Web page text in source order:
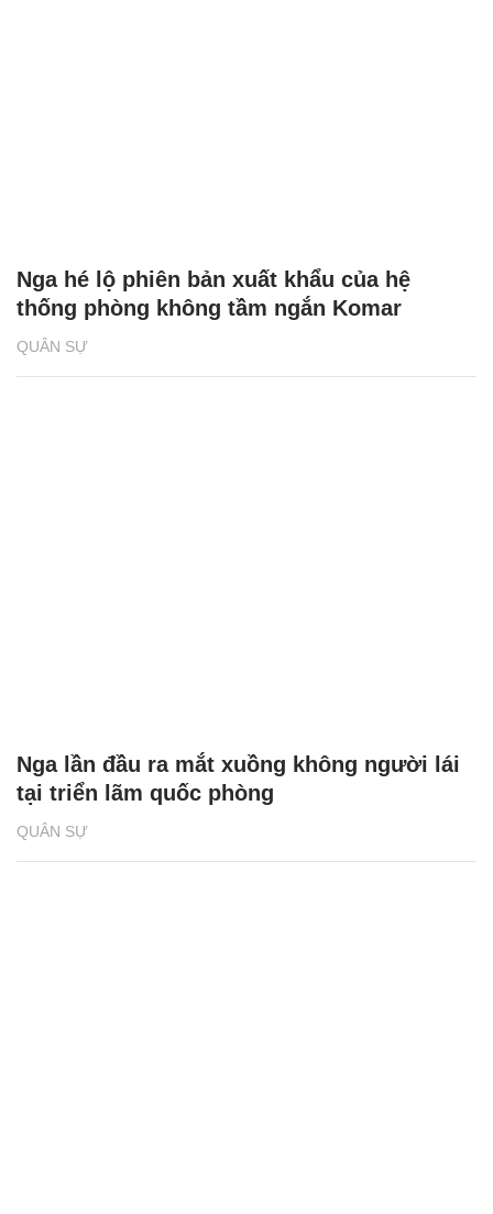
QUÂN SỰ
Nga hé lộ phiên bản xuất khẩu của hệ
thống phòng không tầm ngắn Komar
QUÂN SỰ
Nga lần đầu ra mắt xuồng không người lái
tại triển lãm quốc phòng